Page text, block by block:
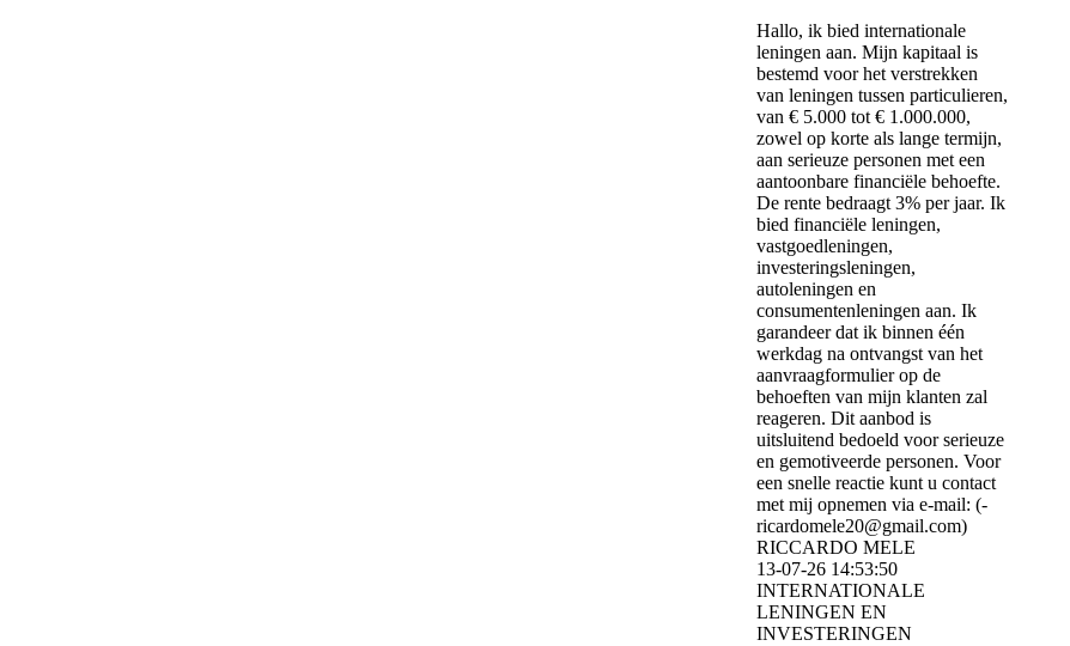
Hallo, ik bied internationale
leningen aan. Mijn kapitaal is
bestemd voor het verstrekken
van leningen tussen particulieren,
van € 5.000 tot € 1.000.000,
zowel op korte als lange termijn,
aan serieuze personen met een
aantoonbare financiële behoefte.
De rente bedraagt ​​3% per jaar. Ik
bied financiële leningen,
vastgoedleningen,
investeringsleningen,
autoleningen en
consumentenleningen aan. Ik
garandeer dat ik binnen één
werkdag na ontvangst van het
aanvraagformulier op de
behoeften van mijn klanten zal
reageren. Dit aanbod is
uitsluitend bedoeld voor serieuze
en gemotiveerde personen. Voor
een snelle reactie kunt u contact
met mij opnemen via e-mail: (­
ricardomele20@­gmail.­com)­
RICCARDO MELE
13-07-26 14:53:50
INTERNATIONALE
LENINGEN EN
INVESTERINGEN